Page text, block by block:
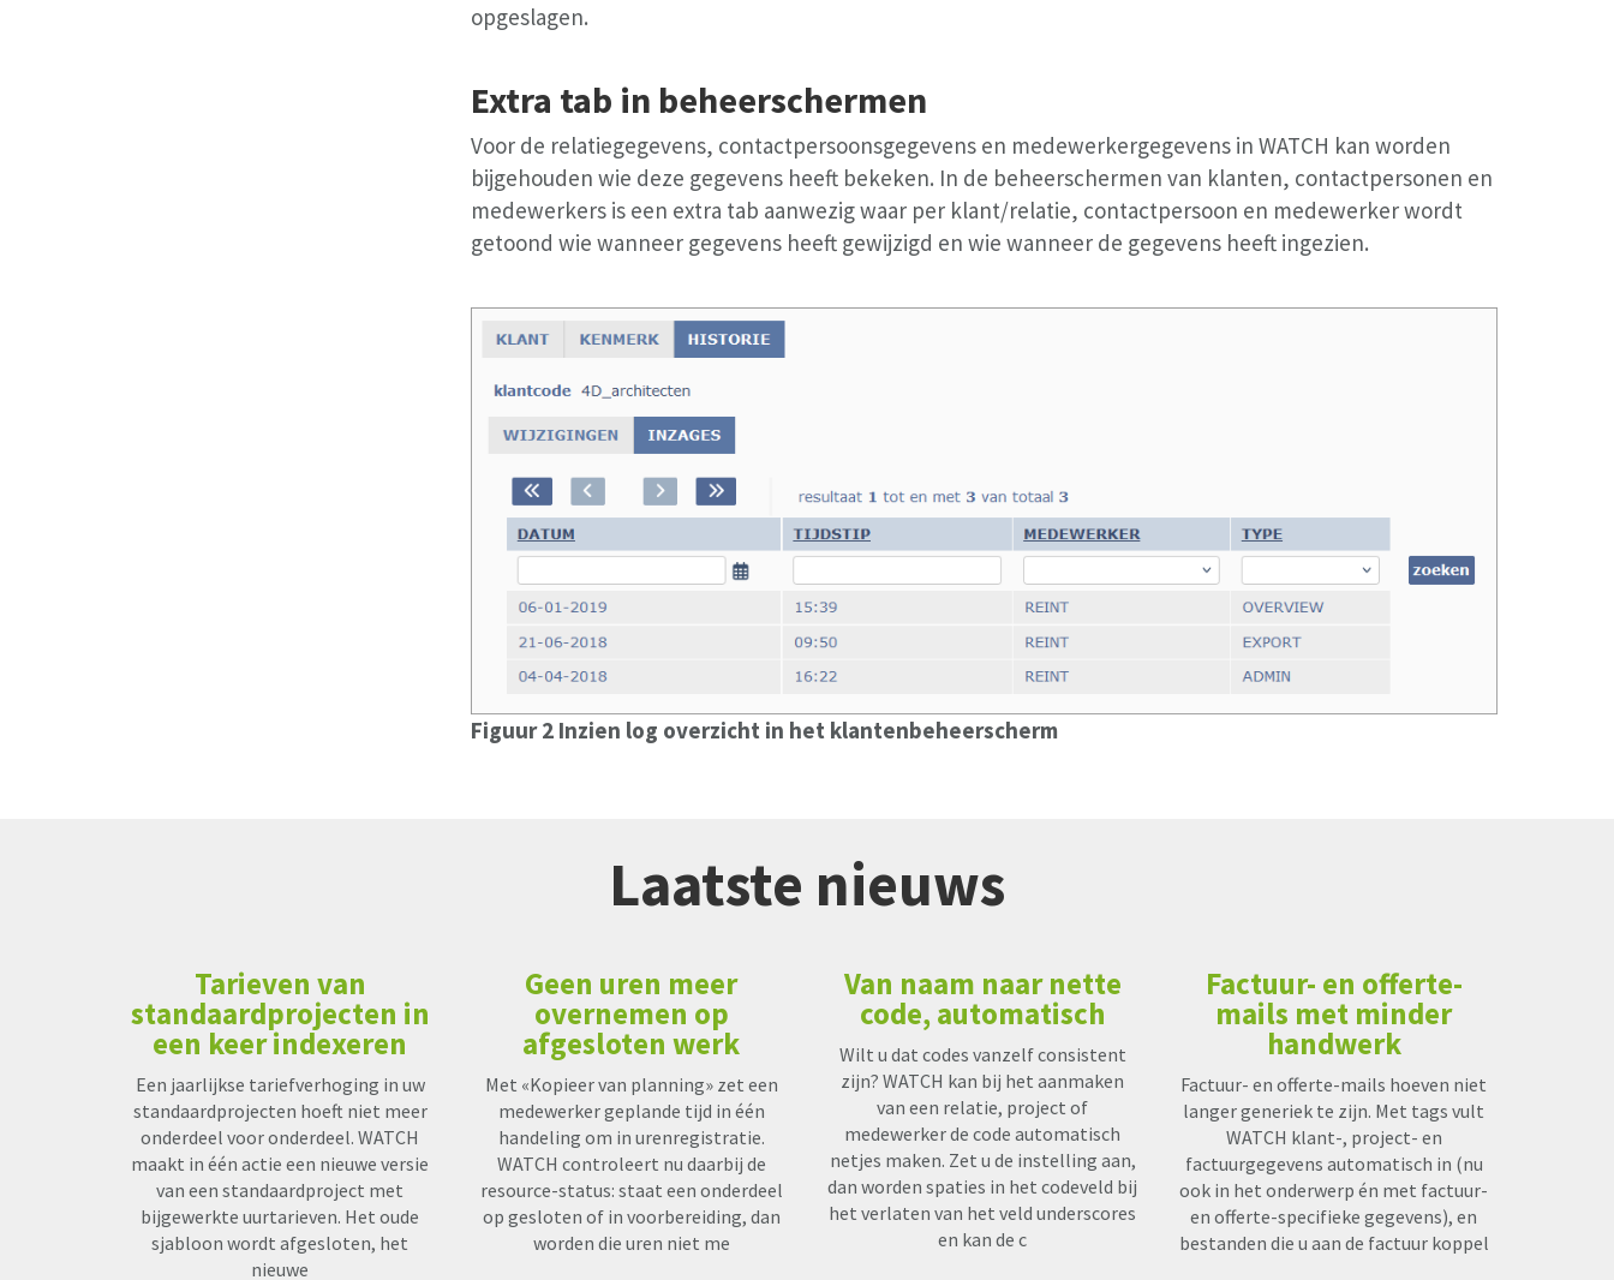
opgeslagen.
Extra tab in beheerschermen
Voor de relatiegegevens, contactpersoonsgegevens en medewerkergegevens in WATCH kan worden
bijgehouden wie deze gegevens heeft bekeken. In de beheerschermen van klanten, contactpersonen en
medewerkers is een extra tab aanwezig waar per klant/relatie, contactpersoon en medewerker wordt
getoond wie wanneer gegevens heeft gewijzigd en wie wanneer de gegevens heeft ingezien.
Figuur 2 Inzien log overzicht in het klantenbeheerscherm
Laatste nieuws
Tarieven van
standaardprojecten in
een keer indexeren
Een jaarlijkse tariefverhoging in uw
standaardprojecten hoeft niet meer
onderdeel voor onderdeel. WATCH
maakt in één actie een nieuwe versie
van een standaardproject met
bijgewerkte uurtarieven. Het oude
sjabloon wordt afgesloten, het
nieuwe
Geen uren meer
overnemen op
afgesloten werk
Met «Kopieer van planning» zet een
medewerker geplande tijd in één
handeling om in urenregistratie.
WATCH controleert nu daarbij de
resource-status: staat een onderdeel
op gesloten of in voorbereiding, dan
worden die uren niet me
Van naam naar nette
code, automatisch
Wilt u dat codes vanzelf consistent
zijn? WATCH kan bij het aanmaken
van een relatie, project of
medewerker de code automatisch
netjes maken. Zet u de instelling aan,
dan worden spaties in het codeveld bij
het verlaten van het veld underscores
en kan de c
Factuur- en offerte-
mails met minder
handwerk
Factuur- en offerte-mails hoeven niet
langer generiek te zijn. Met tags vult
WATCH klant-, project- en
factuurgegevens automatisch in (nu
ook in het onderwerp én met factuur-
en offerte-specifieke gegevens), en
bestanden die u aan de factuur koppel